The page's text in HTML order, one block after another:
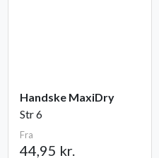
Handske MaxiDry
Str 6
Fra
44,95 kr.